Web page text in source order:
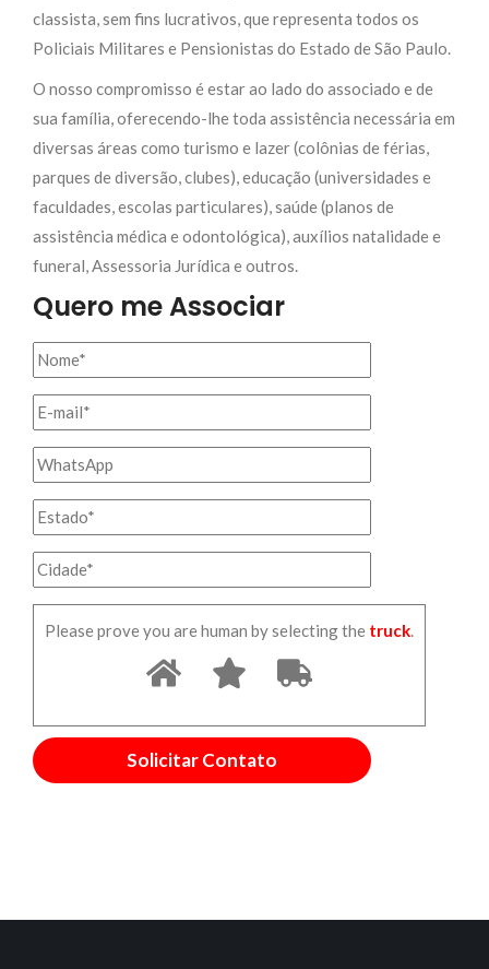
classista, sem fins lucrativos, que representa todos os
Policiais Militares e Pensionistas do Estado de São Paulo.
O nosso compromisso é estar ao lado do associado e de
sua família, oferecendo-lhe toda assistência necessária em
diversas áreas como turismo e lazer (colônias de férias,
parques de diversão, clubes), educação (universidades e
faculdades, escolas particulares), saúde (planos de
assistência médica e odontológica), auxílios natalidade e
funeral, Assessoria Jurídica e outros.
Quero me Associar
Please prove you are human by selecting the truck.